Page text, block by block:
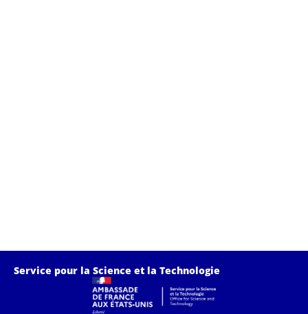
Service pour la Science et la Technologie